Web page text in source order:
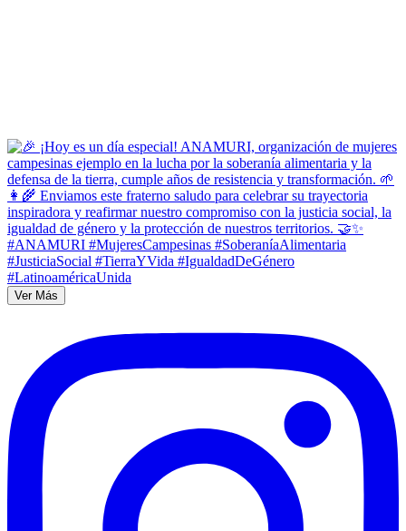
Ver Más